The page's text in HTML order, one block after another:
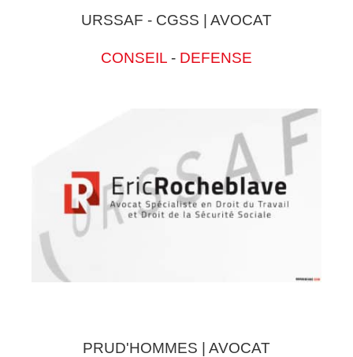
URSSAF - CGSS | AVOCAT
CONSEIL - DEFENSE
PRUD'HOMMES | AVOCAT